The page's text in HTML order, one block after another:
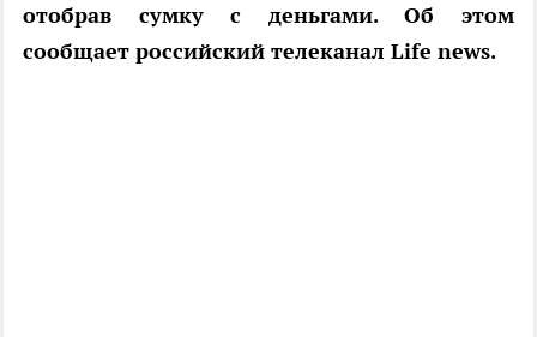
отобрав сумку с деньгами. Об этом
сообщает российский телеканал Life news.